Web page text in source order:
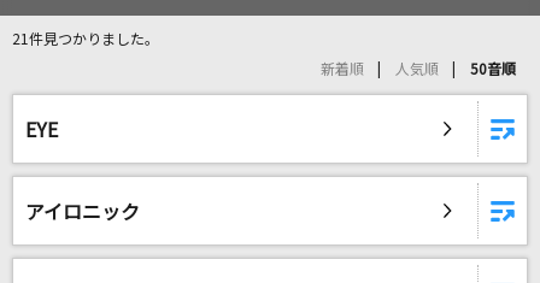
[生音]ベテルギウス
優里
21件見つかりました。
新着順 人気順 50音順
EYE
アイロニック